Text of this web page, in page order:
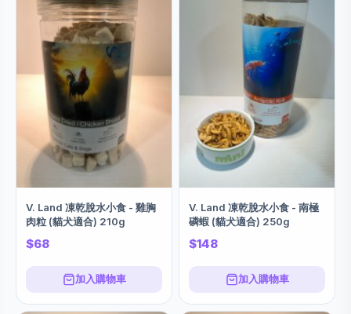
V. Land 凍乾脫水小食 - 雞胸
肉粒 (貓犬適合) 210g
$68
加入購物車
V. Land 凍乾脫水小食 - 南極
磷蝦 (貓犬適合) 250g
$148
加入購物車